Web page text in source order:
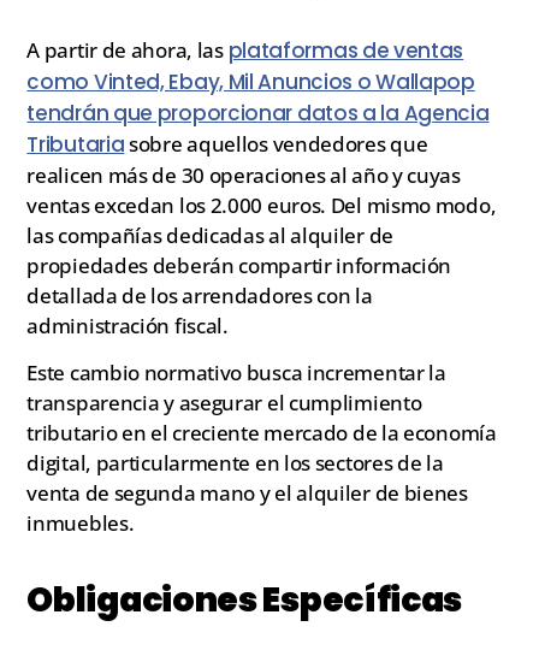
A partir de ahora, las plataformas de ventas
como Vinted, Ebay, Mil Anuncios o Wallapop
tendrán que proporcionar datos a la Agencia
Tributariasobre aquellos vendedores que
realicen más de 30 operaciones al año y cuyas
ventas excedan los 2.000 euros. Del mismo modo,
las compañías dedicadas al alquiler de
propiedades deberán compartir información
detallada de los arrendadores con la
administración fiscal.
Este cambio normativo busca incrementar la
transparencia y asegurar el cumplimiento
tributario en el creciente mercado de la economía
digital, particularmente en los sectores de la
venta de segunda mano y el alquiler de bienes
inmuebles.
Obligaciones Específicas